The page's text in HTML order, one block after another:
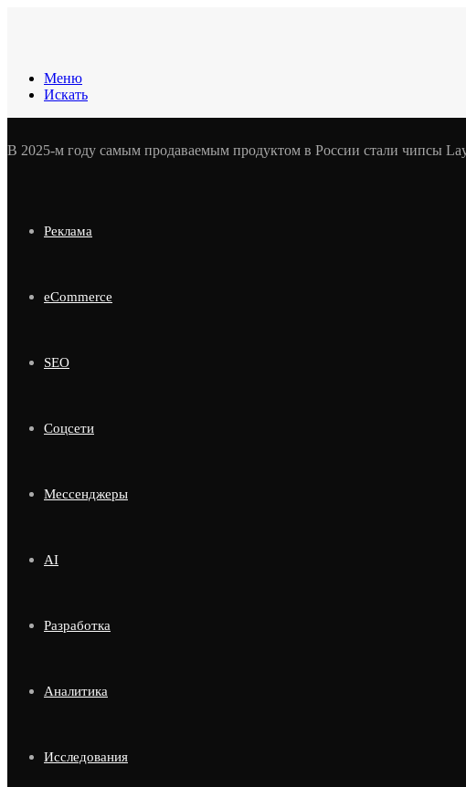
Меню
Искать
В 2025-м году самым продаваемым продуктом в России стали чипсы
Реклама
eCommerce
SEO
Соцсети
Мессенджеры
AI
Разработка
Аналитика
Исследования